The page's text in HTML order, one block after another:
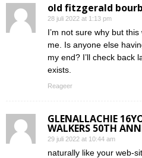
old fitzgerald
28 juli 2022 at 1:13 pm
I’m not sure why but
me. Is anyone else
my end? I’ll check back
exists.
Reageer
GLENALLACHIE
WALKERS 50TH
29 juli 2022 at 10:44 am
naturally like your web-